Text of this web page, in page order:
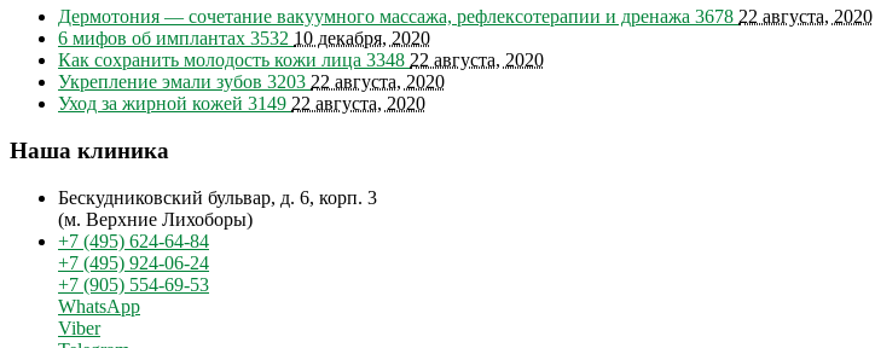
Дермотония — сочетание вакуумного массажа, рефлексотерапии и дренажа 3678 22 августа, 2020
6 мифов об имплантах 3532 10 декабря, 2020
Как сохранить молодость кожи лица 3348 22 августа, 2020
Укрепление эмали зубов 3203 22 августа, 2020
Уход за жирной кожей 3149 22 августа, 2020
Наша клиника
Бескудниковский бульвар, д. 6, корп. 3
(м. Верхние Лихоборы)
+7 (495) 624-64-84
+7 (495) 924-06-24
+7 (905) 554-69-53
WhatsApp
Viber